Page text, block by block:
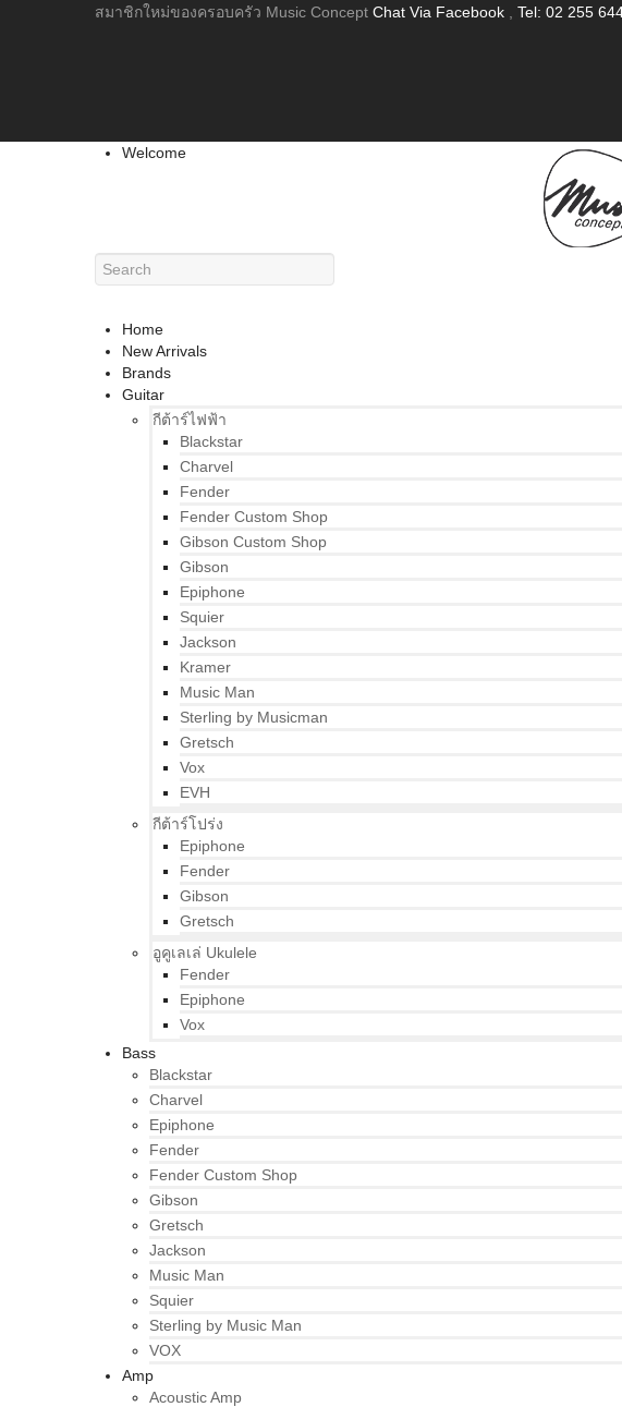
สมาชิกใหม่ของครอบครัว Music Concept Chat Via Facebook Tel: 02 255
Welcome
Home
New Arrivals
Brands
Guitar
กีต้าร์ไฟฟ้า
Blackstar
Charvel
Fender
Fender Custom Shop
Gibson Custom Shop
Gibson
Epiphone
Squier
Jackson
Kramer
Music Man
Sterling by Musicman
Gretsch
Vox
EVH
กีต้าร์โปร่ง
Epiphone
Fender
Gibson
Gretsch
อูคูเลเล่ Ukulele
Fender
Epiphone
Vox
Bass
Blackstar
Charvel
Epiphone
Fender
Fender Custom Shop
Gibson
Gretsch
Jackson
Music Man
Squier
Sterling by Music Man
VOX
Amp
Acoustic Amp